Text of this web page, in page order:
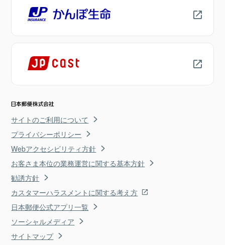
サイトのご利用について
プライバシーポリシー
Webアクセシビリティ方針
お客さま本位の業務運営に関する基本方針
勧誘方針
カスタマーハラスメントに関する考え方
日本郵便公式アプリ一覧
ソーシャルメディア
サイトマップ